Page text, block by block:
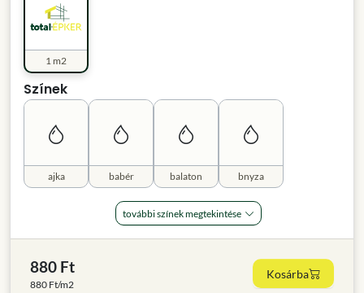
1 m2
Színek
ajka babér balaton bnyza
további színek megtekintése
880 Ft
880 Ft/m2
Kosárba